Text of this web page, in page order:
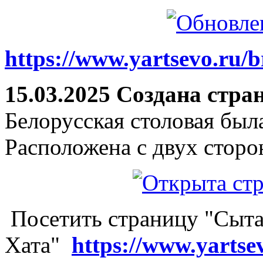
https://www.yartsevo.ru/
15.03.2025 Создана
Белорусская столовая
Расположена с двух
Посетить страницу
Хата" https://